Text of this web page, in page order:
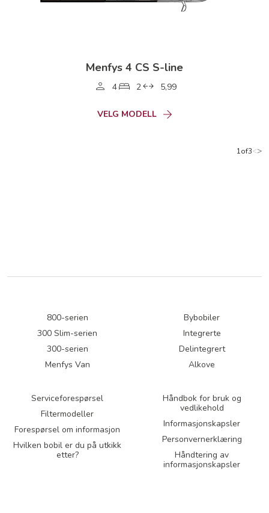
Menfys 4 CS S-line
4 2 5,99
VELG MODELL
1of3<>
800-serien
300 Slim-serien
300-serien
Menfys Van
Bybobiler
Integrerte
Delintegrert
Alkove
Serviceforespørsel
Filtermodeller
Forespørsel om informasjon
Hvilken bobil er du på utkikk
etter?
Håndbok for bruk og
vedlikehold
Informasjonskapsler
Personvernerklæring
Håndtering av
informasjonskapsler